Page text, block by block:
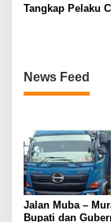
Tangkap Pelaku
News Feed
Jalan Muba –
Bupati dan